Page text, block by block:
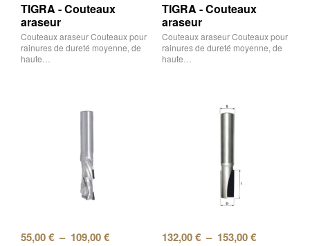
TIGRA - Couteaux
araseur
Couteaux araseur Couteaux pour
rainures de dureté moyenne, de
haute…
TIGRA - Couteaux
araseur
Couteaux araseur Couteaux pour
rainures de dureté moyenne, de
haute…
55,00€ – 109,00€ 132,00€ – 153,00€